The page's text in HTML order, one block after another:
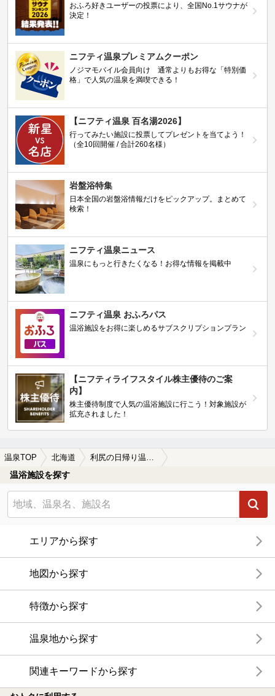
おふろ好きユーザーの投票により、全国No.1サウナが
決定！
ニフティ温泉プレミアムクーポン
ノジマモバイル会員向け 通常よりもお得な「特別価
格」で人気の温泉を満喫できる！
【ニフティ温泉 百名湯2026】
行ってみたい施設に投票してプレゼントを当てよう！
（全10回開催 / 合計260名様）
岩盤浴特集
日本全国の岩盤浴情報だけをピックアップ。まとめて
検索！
ニフティ温泉ニュース
温泉にもっと行きたくなる！お得な情報を掲載中
ニフティ温泉 おふろパス
温浴施設をお得に楽しめるサブスクリプションプラン
【ニフティライフスタイル株主優待のご案
内】
株主優待制度で人気の温浴施設に行こう！対象施設が
拡充されました！
温泉TOP 北海道 利尻の日帰り温泉、スーパー銭湯おすすめ
温浴施設を探す
エリアから探す
地図から探す
特徴から探す
温泉地から探す
関連キーワードから探す